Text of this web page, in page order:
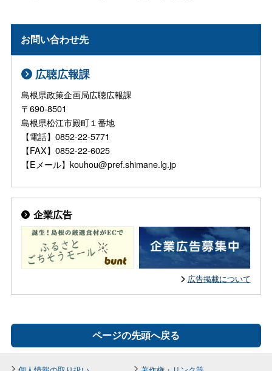
お問い合わせ先
広聴広報課
島根県政策企画局広聴広報課
〒690-8501
島根県松江市殿町１番地
【電話】0852-22-5771
【FAX】0852-22-6025
【Eメール】kouhou@pref.shimane.lg.jp
企業広告
広告掲載について
ページの先頭へ戻る